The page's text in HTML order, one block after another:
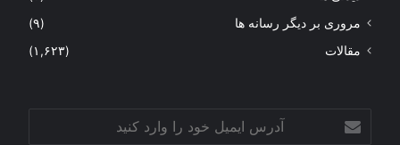
مروری بر دیگر رسانه ها
(۹)
مقالات
(۱,۶۲۳)
آدرس
ایمیل